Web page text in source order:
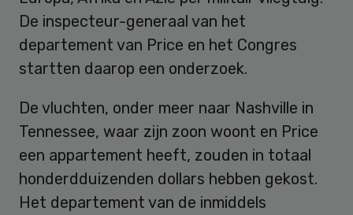
De inspecteur-generaal van het
departement van Price en het Congres
startten daarop een onderzoek.
De vluchten, onder meer naar Nashville in
Tennessee, waar zijn zoon woont en Price
een appartement heeft, zouden in totaal
honderdduizenden dollars hebben gekost.
Het departement van de inmiddels